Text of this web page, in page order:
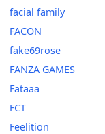
facial family
FACON
fake69rose
FANZA GAMES
Fataaa
FCT
Feelition